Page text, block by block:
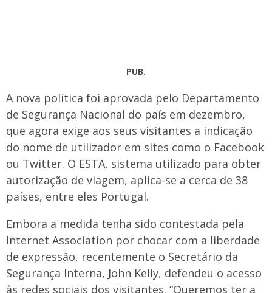
PUB.
A nova política foi aprovada pelo Departamento
de Segurança Nacional do país em dezembro,
que agora exige aos seus visitantes a indicação
do nome de utilizador em sites como o Facebook
ou Twitter. O ESTA, sistema utilizado para obter
autorização de viagem, aplica-se a cerca de 38
países, entre eles Portugal.
Embora a medida tenha sido contestada pela
Internet Association por chocar com a liberdade
de expressão, recentemente o Secretário da
Segurança Interna, John Kelly, defendeu o acesso
às redes sociais dos visitantes. “Queremos ter a